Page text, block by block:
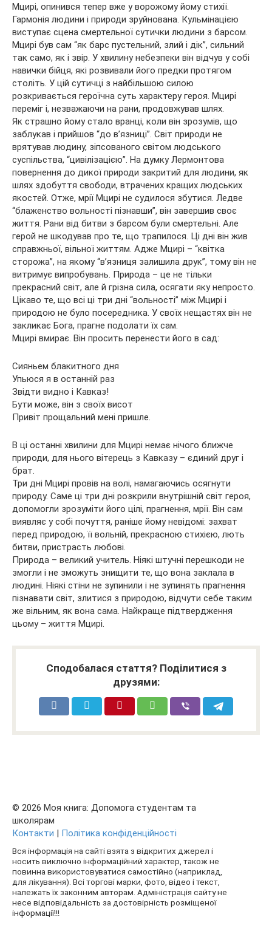
Мцирі, опинився тепер вже у ворожому йому стихії.
Гармонія людини і природи зруйнована. Кульмінацією
виступає сцена смертельної сутички людини з барсом.
Мцирі був сам “як барс пустельний, злий і дік”, сильний
так само, як і звір. У хвилину небезпеки він відчув у собі
навички бійця, які розвивали його предки протягом
століть. У цій сутичці з найбільшою силою
розкривається героїчна суть характеру героя. Мцирі
переміг і, незважаючи на рани, продовжував шлях.
Як страшно йому стало вранці, коли він зрозумів, що
заблукав і прийшов “до в’язниці”. Світ природи не
врятував людину, зіпсованого світом людського
суспільства, “цивілізацією”. На думку Лермонтова
повернення до дикої природи закритий для людини, як
шлях здобуття свободи, втрачених кращих людських
якостей. Отже, мрії Мцирі не судилося збутися. Ледве
“блаженство вольності пізнавши”, він завершив своє
життя. Рани від битви з барсом були смертельні. Але
герой не шкодував про те, що трапилося. Ці дні він жив
справжньої, вільної життям. Адже Мцирі – “квітка
сторожа”, на якому “в’язниця залишила друк”, тому він не
витримує випробувань. Природа – це не тільки
прекрасний світ, але й грізна сила, осягати яку непросто.
Цікаво те, що всі ці три дні “вольності” між Мцирі і
природою не було посередника. У своїх нещастях він не
закликає Бога, прагне подолати їх сам.
Мцирі вмирає. Він просить перенести його в сад:
Сияньем блакитного дня
Упьюся я в останній раз
Звідти видно і Кавказ!
Бути може, він з своїх висот
Привіт прощальний мені пришле.
В ці останні хвилини для Мцирі немає нічого ближче
природи, для нього вітерець з Кавказу – єдиний друг і
брат.
Три дні Мцирі провів на волі, намагаючись осягнути
природу. Саме ці три дні розкрили внутрішній світ героя,
допомогли зрозуміти його цілі, прагнення, мрії. Він сам
виявляє у собі почуття, раніше йому невідомі: захват
перед природою, її вольній, прекрасною стихією, лють
битви, пристрасть любові.
Природа – великий учитель. Ніякі штучні перешкоди не
змогли і не зможуть знищити те, що вона заклала в
людині. Ніякі стіни не зупинили і не зупинять прагнення
пізнавати світ, злитися з природою, відчути себе таким
же вільним, як вона сама. Найкраще підтвердження
цьому – життя Мцирі.
Сподобалася стаття? Поділитися з
друзями:
© 2026 Моя книга: Допомога студентам та
школярам
Контакти | Політика конфіденційності
Вся інформація на сайті взята з відкритих джерел і
носить виключно інформаційний характер, також не
повинна використовуватися самостійно (наприклад,
для лікування). Всі торгові марки, фото, відео і текст,
належать їх законним авторам. Адміністрація сайту не
несе відповідальність за достовірність розміщеної
інформації!!!